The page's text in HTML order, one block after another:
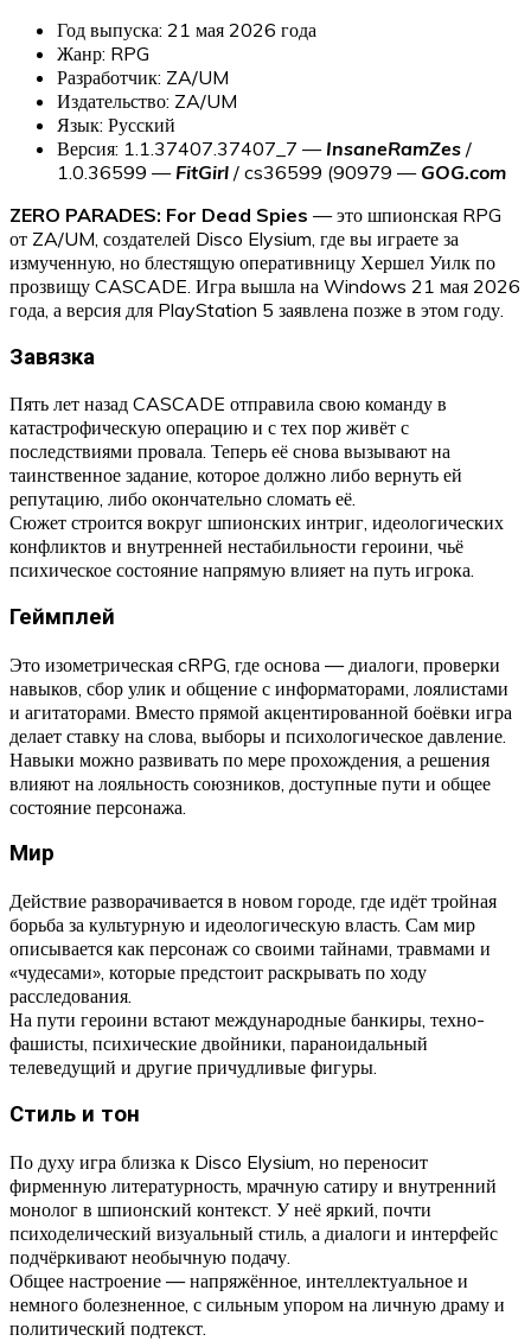
Год выпуска: 21 мая 2026 года
Жанр: RPG
Разработчик: ZA/UM
Издательство: ZA/UM
Язык: Русский
Версия: 1.1.37407.37407_7 — InsaneRamZes /
1.0.36599 — FitGirl / cs36599 (90979 — GOG.com
ZERO PARADES: For Dead Spies — это шпионская RPG
от ZA/UM, создателей Disco Elysium, где вы играете за
измученную, но блестящую оперативницу Хершел Уилк по
прозвищу CASCADE. Игра вышла на Windows 21 мая 2026
года, а версия для PlayStation 5 заявлена позже в этом году.
Завязка
Пять лет назад CASCADE отправила свою команду в
катастрофическую операцию и с тех пор живёт с
последствиями провала. Теперь её снова вызывают на
таинственное задание, которое должно либо вернуть ей
репутацию, либо окончательно сломать её.
Сюжет строится вокруг шпионских интриг, идеологических
конфликтов и внутренней нестабильности героини, чьё
психическое состояние напрямую влияет на путь игрока.
Геймплей
Это изометрическая cRPG, где основа — диалоги, проверки
навыков, сбор улик и общение с информаторами, лоялистами
и агитаторами. Вместо прямой акцентированной боёвки игра
делает ставку на слова, выборы и психологическое давление.
Навыки можно развивать по мере прохождения, а решения
влияют на лояльность союзников, доступные пути и общее
состояние персонажа.
Мир
Действие разворачивается в новом городе, где идёт тройная
борьба за культурную и идеологическую власть. Сам мир
описывается как персонаж со своими тайнами, травмами и
«чудесами», которые предстоит раскрывать по ходу
расследования.
На пути героини встают международные банкиры, техно-
фашисты, психические двойники, параноидальный
телеведущий и другие причудливые фигуры.
Стиль и тон
По духу игра близка к Disco Elysium, но переносит
фирменную литературность, мрачную сатиру и внутренний
монолог в шпионский контекст. У неё яркий, почти
психоделический визуальный стиль, а диалоги и интерфейс
подчёркивают необычную подачу.
Общее настроение — напряжённое, интеллектуальное и
немного болезненное, с сильным упором на личную драму и
политический подтекст.